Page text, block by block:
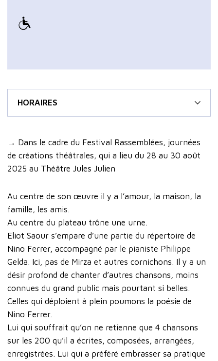
HORAIRES
→ Dans le cadre du Festival Rassemblées, journées
de créations théâtrales, qui a lieu du 28 au 30 août
2025 au Théâtre Jules Julien
Au centre de son œuvre il y a l’amour, la maison, la
famille, les amis.
Au centre du plateau trône une urne.
Eliot Saour s’empare d’une partie du répertoire de
Nino Ferrer, accompagné par le pianiste Philippe
Gelda. Ici, pas de Mirza et autres cornichons. Il y a un
désir profond de chanter d’autres chansons, moins
connues du grand public mais pourtant si belles.
Celles qui déploient à plein poumons la poésie de
Nino Ferrer.
Lui qui souffrait qu’on ne retienne que 4 chansons
sur les 200 qu’il a écrites, composées, arrangées,
enregistrées. Lui qui a préféré embrasser sa pratique